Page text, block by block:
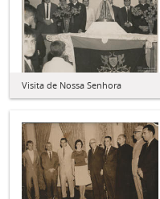
Visita de Nossa Senhora